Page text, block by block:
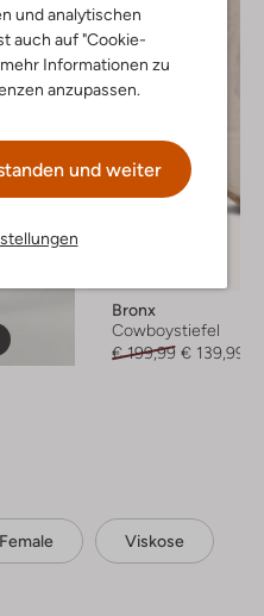
und analytischen
auch auf "Cookie-
Informationen zu
anzupassen.
und weiter
Bronx
Cowboystiefel
€ 199,99 € 139,99
Viskose